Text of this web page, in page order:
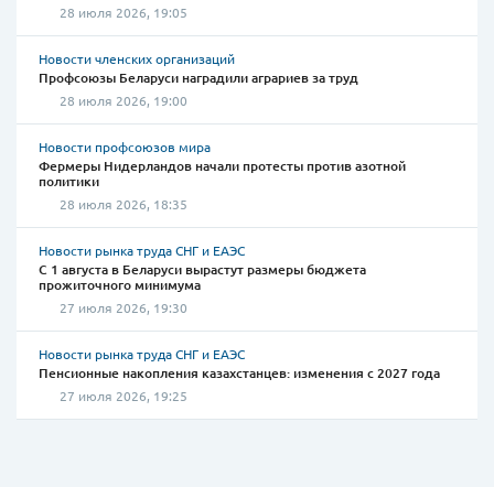
28 июля 2026, 19:05
Новости членских организаций
Профсоюзы Беларуси наградили аграриев за труд
28 июля 2026, 19:00
Новости профсоюзов мира
Фермеры Нидерландов начали протесты против азотной
политики
28 июля 2026, 18:35
Новости рынка труда СНГ и ЕАЭС
С 1 августа в Беларуси вырастут размеры бюджета
прожиточного минимума
27 июля 2026, 19:30
Новости рынка труда СНГ и ЕАЭС
Пенсионные накопления казахстанцев: изменения с 2027 года
27 июля 2026, 19:25